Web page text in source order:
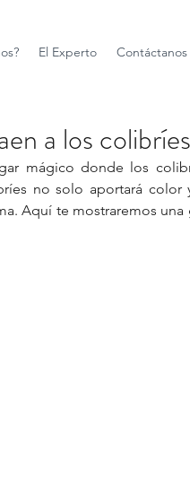
El Experto Contáctanos
a los
mágico donde los
no solo aportará color
Aquí te mostraremos una